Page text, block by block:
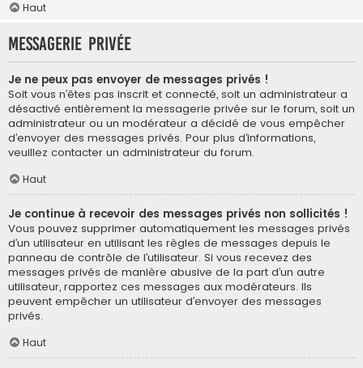
Haut
Messagerie privée
Je ne peux pas envoyer de messages privés !
Soit vous n’êtes pas inscrit et connecté, soit un administrateur a
désactivé entièrement la messagerie privée sur le forum, soit un
administrateur ou un modérateur a décidé de vous empêcher
d’envoyer des messages privés. Pour plus d’informations,
veuillez contacter un administrateur du forum.
Haut
Je continue à recevoir des messages privés non sollicités !
Vous pouvez supprimer automatiquement les messages privés
d’un utilisateur en utilisant les règles de messages depuis le
panneau de contrôle de l’utilisateur. Si vous recevez des
messages privés de manière abusive de la part d’un autre
utilisateur, rapportez ces messages aux modérateurs. Ils
peuvent empêcher un utilisateur d’envoyer des messages
privés.
Haut